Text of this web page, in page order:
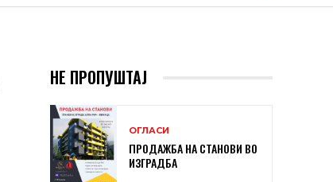
НЕ ПРОПУШТАЈ
ОГЛАСИ
ПРОДАЖБА НА СТАНОВИ ВО
ИЗГРАДБА